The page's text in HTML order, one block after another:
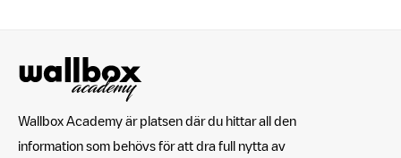
Wallbox Academy är platsen där du hittar all den
information som behövs för att dra full nytta av